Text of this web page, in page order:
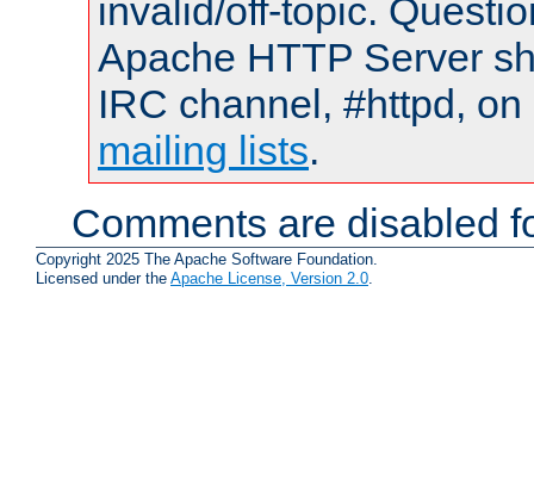
invalid/off-topic.
Apache HTTP Server
IRC channel, #httpd,
mailing lists.
Comments are disabled
Copyright 2025 The Apache Software Foundation.
Licensed under the Apache License, Version 2.0.